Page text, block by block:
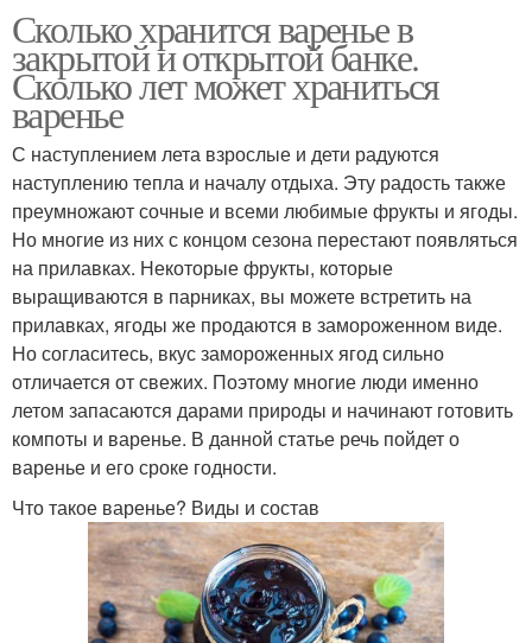
Сколько хранится варенье в
закрытой и открытой банке.
Сколько лет может храниться
варенье
С наступлением лета взрослые и дети радуются
наступлению тепла и началу отдыха. Эту радость также
преумножают сочные и всеми любимые фрукты и ягоды.
Но многие из них с концом сезона перестают появляться
на прилавках. Некоторые фрукты, которые
выращиваются в парниках, вы можете встретить на
прилавках, ягоды же продаются в замороженном виде.
Но согласитесь, вкус замороженных ягод сильно
отличается от свежих. Поэтому многие люди именно
летом запасаются дарами природы и начинают готовить
компоты и варенье. В данной статье речь пойдет о
варенье и его сроке годности.
Что такое варенье? Виды и состав